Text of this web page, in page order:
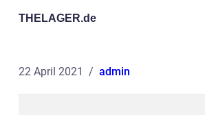
THELAGER.de
22 April 2021 admin